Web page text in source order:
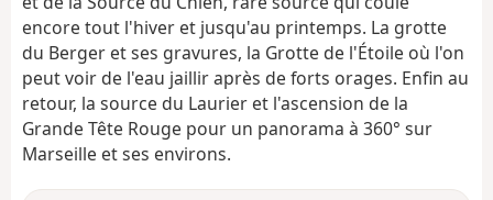
n
encore tout l'hiver et jusqu'au printemps. La grotte
du Berger et ses gravures, la Grotte de l'Étoile où l'on
peut voir de l'eau jaillir après de forts orages. Enfin au
retour, la source du Laurier et l'ascension de la
Grande Tête Rouge pour un panorama à 360° sur
Marseille et ses environs.